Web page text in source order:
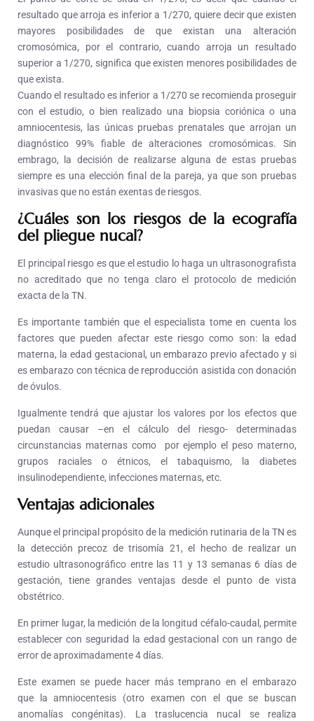
resultado que arroja es inferior a 1/270, quiere decir que existen
mayores posibilidades de que existan una alteración
cromosómica, por el contrario, cuando arroja un resultado
superior a 1/270, significa que existen menores posibilidades de
que exista.
Cuando el resultado es inferior a 1/270 se recomienda proseguir
con el estudio, o bien realizado una biopsia coriónica o una
amniocentesis, las únicas pruebas prenatales que arrojan un
diagnóstico 99% fiable de alteraciones cromosómicas. Sin
embrago, la decisión de realizarse alguna de estas pruebas
siempre es una elección final de la pareja, ya que son pruebas
invasivas que no están exentas de riesgos.
¿Cuáles son los riesgos de la ecografía
del pliegue nucal?
El principal riesgo es que el estudio lo haga un ultrasonografista
no acreditado que no tenga claro el protocolo de medición
exacta de la TN.
Es importante también que el especialista tome en cuenta los
factores que pueden afectar este riesgo como son: la edad
materna, la edad gestacional, un embarazo previo afectado y si
es embarazo con técnica de reproducción asistida con donación
de óvulos.
Igualmente tendrá que ajustar los valores por los efectos que
puedan causar –en el cálculo del riesgo- determinadas
circunstancias maternas como por ejemplo el peso materno,
grupos raciales o étnicos, el tabaquismo, la diabetes
insulinodependiente, infecciones maternas, etc.
Ventajas adicionales
Aunque el principal propósito de la medición rutinaria de la TN es
la detección precoz de trisomía 21, el hecho de realizar un
estudio ultrasonográfico entre las 11 y 13 semanas 6 días de
gestación, tiene grandes ventajas desde el punto de vista
obstétrico.
En primer lugar, la medición de la longitud céfalo-caudal, permite
establecer con seguridad la edad gestacional con un rango de
error de aproximadamente 4 días.
Este examen se puede hacer más temprano en el embarazo
que la amniocentesis (otro examen con el que se buscan
anomalías congénitas). La traslucencia nucal se realiza